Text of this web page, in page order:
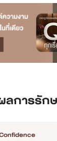
One
ลการรัก